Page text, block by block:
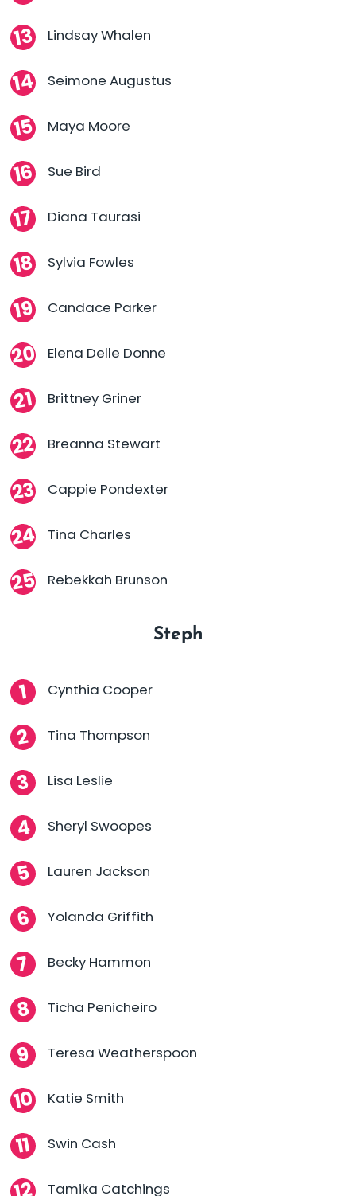
Lindsay Whalen
Seimone Augustus
Maya Moore
Sue Bird
Diana Taurasi
Sylvia Fowles
Candace Parker
Elena Delle Donne
Brittney Griner
Breanna Stewart
Cappie Pondexter
Tina Charles
Rebekkah Brunson
Steph
Cynthia Cooper
Tina Thompson
Lisa Leslie
Sheryl Swoopes
Lauren Jackson
Yolanda Griffith
Becky Hammon
Ticha Penicheiro
Teresa Weatherspoon
Katie Smith
Swin Cash
Tamika Catchings